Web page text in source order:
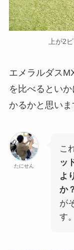
上が2
エメラルダス
を比べるとい
かるかと思いま
たにせん
こ
ッ
よ
か？
が
す。